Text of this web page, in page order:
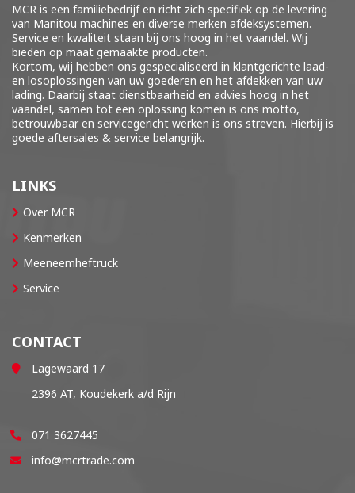
MCR is een familiebedrijf en richt zich specifiek op de levering
van Manitou machines en diverse merken afdeksystemen.
Service en kwaliteit staan bij ons hoog in het vaandel. Wij
bieden op maat gemaakte producten.
Kortom, wij hebben ons gespecialiseerd in klantgerichte laad-
en losoplossingen van uw goederen en het afdekken van uw
lading. Daarbij staat dienstbaarheid en advies hoog in het
vaandel, samen tot een oplossing komen is ons motto,
betrouwbaar en servicegericht werken is ons streven. Hierbij is
goede aftersales & service belangrijk.
LINKS
Over MCR
Kenmerken
Meeneemheftruck
Service
CONTACT
Lagewaard 17
2396 AT, Koudekerk a/d Rijn
071 3627445
info@mcrtrade.com